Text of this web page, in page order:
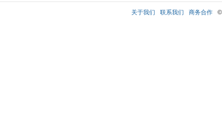
关于我们 联系我们 商务合作